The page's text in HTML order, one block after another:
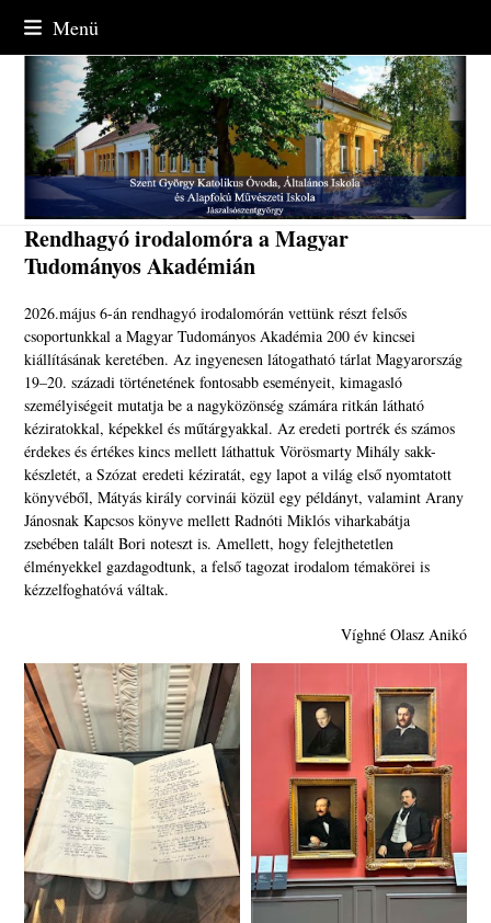
content
Menü
Rendhagyó irodalomóra a Magyar
Tudományos Akadémián
2026.május 6-án rendhagyó irodalomórán vettünk részt felsős
csoportunkkal a Magyar Tudományos Akadémia 200 év kincsei
kiállításának keretében. Az ingyenesen látogatható tárlat Magyarország
19–20. századi történetének fontosabb eseményeit, kimagasló
személyiségeit mutatja be a nagyközönség számára ritkán látható
kéziratokkal, képekkel és műtárgyakkal. Az eredeti portrék és számos
érdekes és értékes kincs mellett láthattuk Vörösmarty Mihály sakk-
készletét, a Szózat eredeti kéziratát, egy lapot a világ első nyomtatott
könyvéből, Mátyás király corvinái közül egy példányt, valamint Arany
Jánosnak Kapcsos könyve mellett Radnóti Miklós viharkabátja
zsebében talált Bori noteszt is. Amellett, hogy felejthetetlen
élményekkel gazdagodtunk, a felső tagozat irodalom témakörei is
kézzelfoghatóvá váltak.
Víghné Olasz Anikó